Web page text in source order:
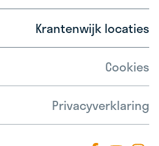
Krantenwijk locaties
Cookies
Privacyverklaring